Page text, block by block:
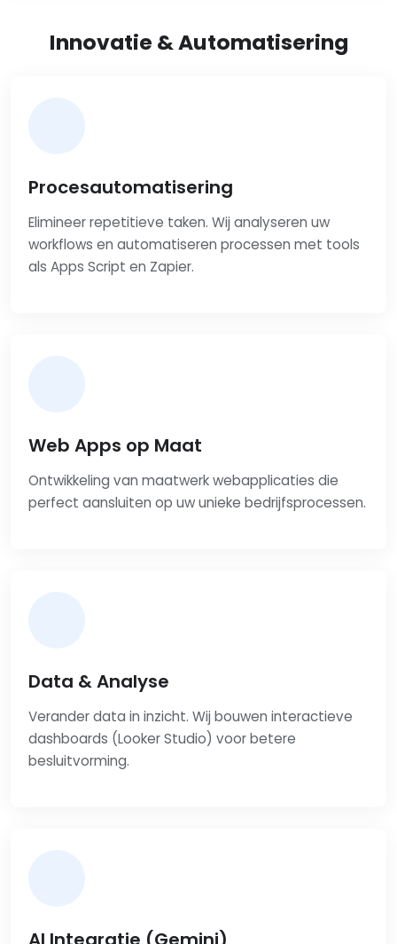
Innovatie & Automatisering
Procesautomatisering
Elimineer repetitieve taken. Wij analyseren uw
workflows en automatiseren processen met tools
als Apps Script en Zapier.
Web Apps op Maat
Ontwikkeling van maatwerk webapplicaties die
perfect aansluiten op uw unieke bedrijfsprocessen.
Data & Analyse
Verander data in inzicht. Wij bouwen interactieve
dashboards (Looker Studio) voor betere
besluitvorming.